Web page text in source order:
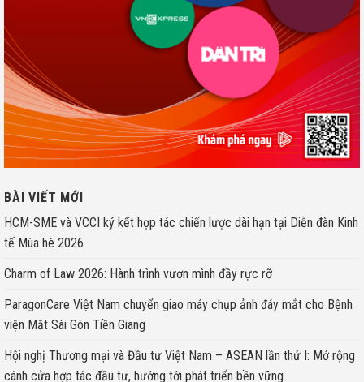
BÀI VIẾT MỚI
HCM-SME và VCCI ký kết hợp tác chiến lược dài hạn tại Diễn đàn Kinh
tế Mùa hè 2026
Charm of Law 2026: Hành trình vươn mình đầy rực rỡ
ParagonCare Việt Nam chuyển giao máy chụp ảnh đáy mắt cho Bệnh
viện Mắt Sài Gòn Tiền Giang
Hội nghị Thương mại và Đầu tư Việt Nam – ASEAN lần thứ I: Mở rộng
cánh cửa hợp tác đầu tư, hướng tới phát triển bền vững